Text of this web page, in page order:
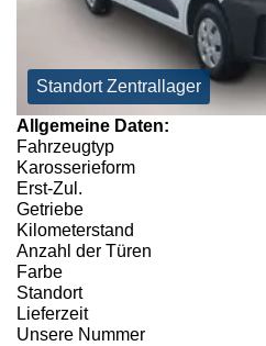
Standort Zentrallager
Allgemeine Daten:
Fahrzeugtyp
Karosserieform
Erst-Zul.
Getriebe
Kilometerstand
Anzahl der Türen
Farbe
Standort
Lieferzeit
Unsere Nummer